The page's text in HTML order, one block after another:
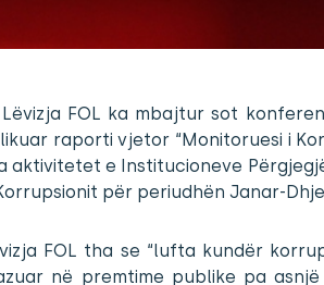
FOL ka mbajtur sot
raporti vjetor “Monitoruesi i
aktivitetet e Institucioneve
për periudhën Janar-
FOL tha se “lufta kundër
në premtime publike pa